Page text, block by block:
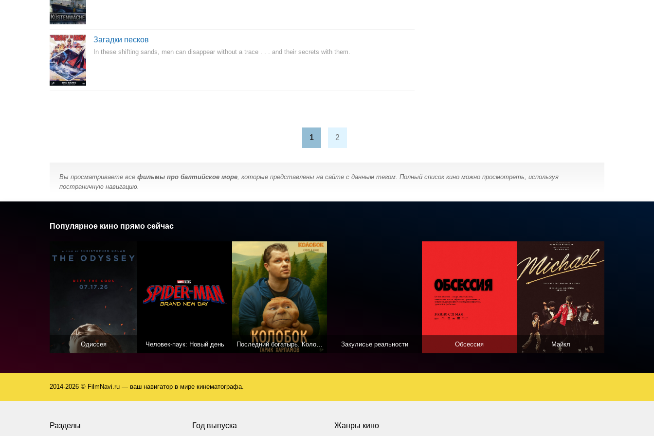
Загадки песков
In these shifting sands, men can disappear without a trace . . . and their secrets with them.
1 2
Вы просматриваете все фильмы про балтийское море, которые представлены на сайте с данным тегом. Полный список кино можно просмотреть, используя
постраничную навигацию.
Популярное кино прямо сейчас
Одиссея Человек-паук: Новый день Последний богатырь. Колобок Закулисье реальности Обсессия Майкл
2014-2026 © FilmNavi.ru — ваш навигатор в мире кинематографа.
Разделы Год выпуска Жанры кино